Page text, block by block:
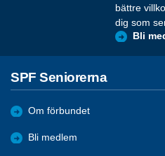
bättre
dig som
Bli
SPF Seniorerna
Om förbundet
Bli medlem